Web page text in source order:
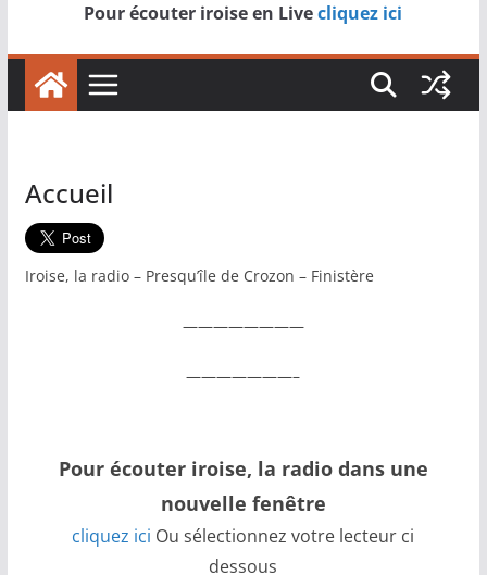
Pour écouter iroise en Livecliquez ici
Accueil
Iroise, la radio – Presqu’île de Crozon – Finistère
————————
———————–
Pour écouter iroise, la radio dans une
nouvelle fenêtre
cliquez ici Ou sélectionnez votre lecteur ci
dessous